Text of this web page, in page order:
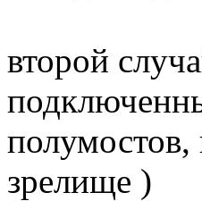
второй
полумостов,
зрелище )